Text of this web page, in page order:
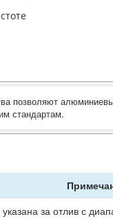
позволяют
стандартам.
указана за отлив с